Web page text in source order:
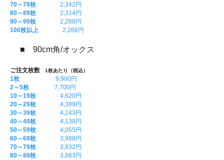
70～79枚 2,342円
80～89枚 2,314円
90～99枚 2,288円
100枚以上 2,266円
■ 90cm角/オックス
ご注文枚数 1枚あたり（税込）
1枚 9,900円
2～5枚 7,700円
10～19枚 4,620円
20～29枚 4,389円
30～39枚 4,243円
40～49枚 4,138円
50～59枚 4,055円
60～69枚 3,988円
70～79枚 3,932円
80～89枚 3,883円